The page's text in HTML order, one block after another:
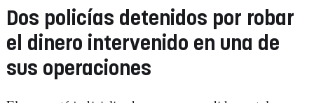
Dos policías detenidos por robar
el dinero intervenido en una de
sus operaciones